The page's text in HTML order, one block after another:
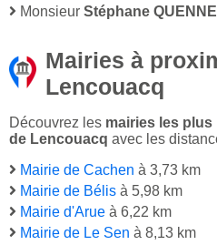
Monsieur Stéphane
Mairies à
Lencouacq
Découvrez les mairies les
de Lencouacq avec les
Mairie de Cachen à 3,73 km
Mairie de Bélis à 5,98 km
Mairie d'Arue à 6,22 km
Mairie de Le Sen à 8,13 km